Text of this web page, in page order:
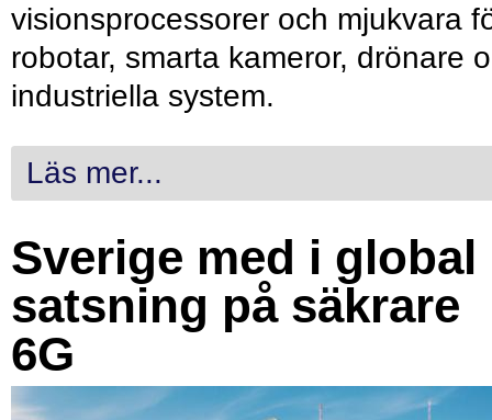
visionsprocessorer och mjukvara
robotar, smarta kameror, drönare
industriella system.
Läs mer...
Sverige med i global
satsning på säkrare
6G